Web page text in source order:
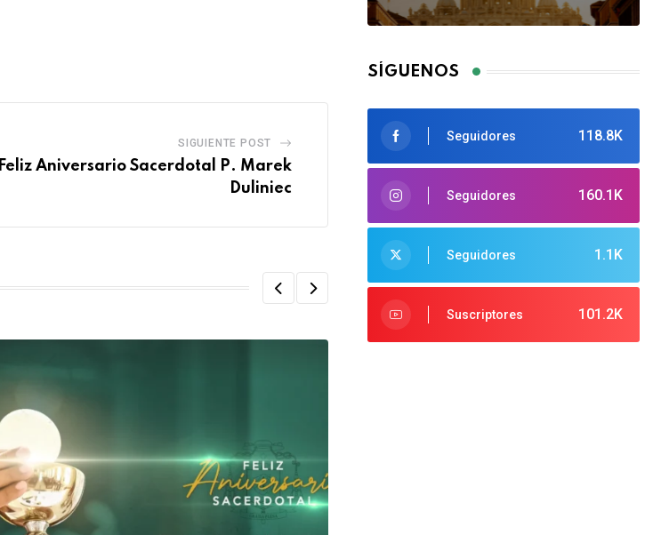
SIGUIENTE POST
Feliz Aniversario Sacerdotal P. Marek
Duliniec
SÍGUENOS
118.8K
Seguidores
160.1K
Seguidores
1.1K
Seguidores
101.2K
Suscriptores